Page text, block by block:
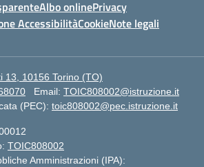
Albo onlinePrivacy
AccessibilitàCookieNote legali
13, 10156 Torino (TO)
Email: TOIC808002@istruzione.it
(PEC): toic808002@pec.istruzione.it
TOIC808002
Amministrazioni (IPA):